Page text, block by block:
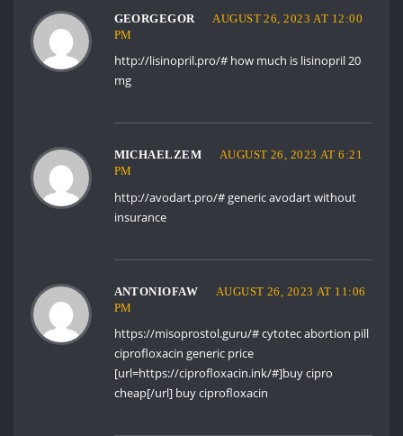
GEORGEGOR
AUGUST 26, 2023 AT 12:00
PM
http://lisinopril.pro/#how much is lisinopril 20
mg
MICHAELZEM
AUGUST 26, 2023 AT 6:21
PM
http://avodart.pro/#generic avodart without
insurance
ANTONIOFAW
AUGUST 26, 2023 AT 11:06
PM
https://misoprostol.guru/#cytotec abortion pill
ciprofloxacin generic price
[url=https://ciprofloxacin.ink/#]buy cipro
cheap[/url] buy ciprofloxacin